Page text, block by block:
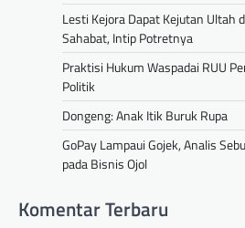
Lesti Kejora Dapat Kejutan Ultah
Sahabat, Intip Potretnya
Praktisi Hukum Waspadai RUU
Politik
Dongeng: Anak Itik Buruk Rupa
GoPay Lampaui Gojek, Analis
pada Bisnis Ojol
Komentar Terbaru